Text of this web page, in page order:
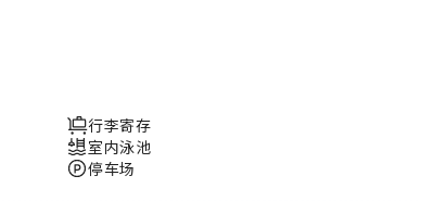
行李寄存
室内泳池
停车场